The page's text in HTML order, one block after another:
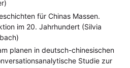
(4) Art ASIEN (Zeitschrift)
(128)
(74) Fellowship (111) Forschung (234)
Gesellschaft (283) Globalisation (7)
für Chinas Massen.
im 20. Jahrhundert (Silvia
planen in deutsch-chinesischen
Studie zur